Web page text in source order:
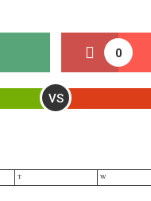
0
VS
W
T